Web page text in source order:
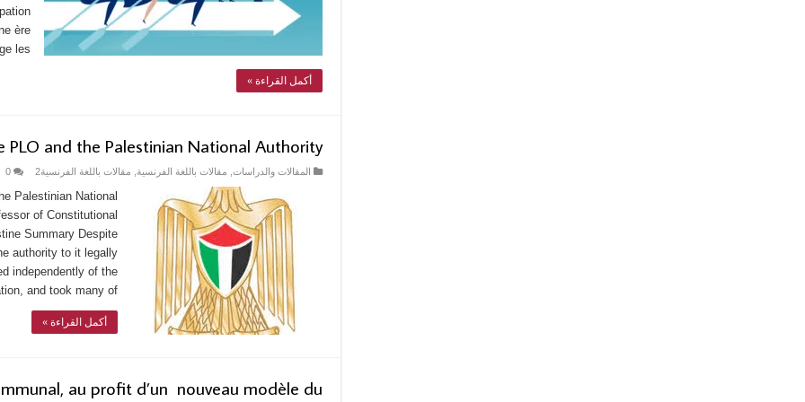
ère
les …
أكمل القراءة »
and the Palestinian National Authority
المقالات والدراسات مقالات باللغة الفرنسية مقالات باللغة الفرنسية2 0
Palestinian National
of Constitutional
Summary Despite
authority to it legally
independently of the
and took many of …
أكمل القراءة »
au profit d’un nouveau modèle du